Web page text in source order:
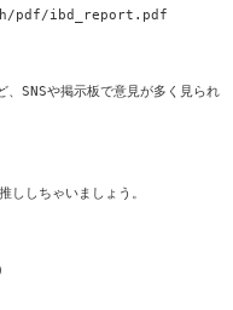
pdf/ibd_report.pdf
、SNSや掲示板で意見が多く見られ
しちゃいましょう。